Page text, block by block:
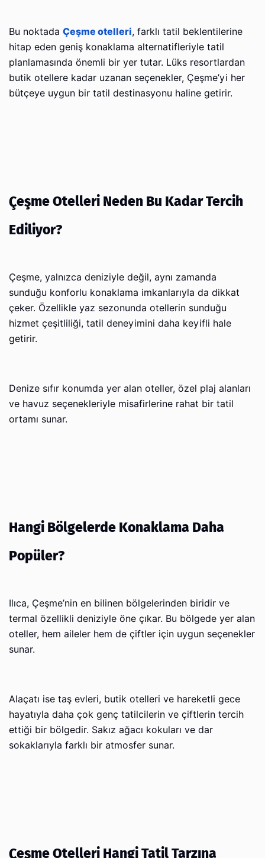
Bu noktada Çeşme otelleri, farklı tatil beklentilerine
hitap eden geniş konaklama alternatifleriyle tatil
planlamasında önemli bir yer tutar. Lüks resortlardan
butik otellere kadar uzanan seçenekler, Çeşme’yi her
bütçeye uygun bir tatil destinasyonu haline getirir.
Çeşme Otelleri Neden Bu Kadar Tercih
Ediliyor?
Çeşme, yalnızca deniziyle değil, aynı zamanda
sunduğu konforlu konaklama imkanlarıyla da dikkat
çeker. Özellikle yaz sezonunda otellerin sunduğu
hizmet çeşitliliği, tatil deneyimini daha keyifli hale
getirir.
Denize sıfır konumda yer alan oteller, özel plaj alanları
ve havuz seçenekleriyle misafirlerine rahat bir tatil
ortamı sunar.
Hangi Bölgelerde Konaklama Daha
Popüler?
Ilıca, Çeşme’nin en bilinen bölgelerinden biridir ve
termal özellikli deniziyle öne çıkar. Bu bölgede yer alan
oteller, hem aileler hem de çiftler için uygun seçenekler
sunar.
Alaçatı ise taş evleri, butik otelleri ve hareketli gece
hayatıyla daha çok genç tatilcilerin ve çiftlerin tercih
ettiği bir bölgedir. Sakız ağacı kokuları ve dar
sokaklarıyla farklı bir atmosfer sunar.
Çeşme Otelleri Hangi Tatil Tarzına